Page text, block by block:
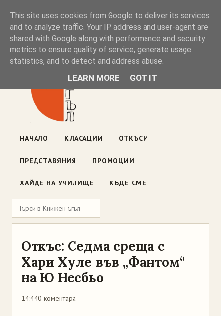
Книжен ъгъл
Блог на книжарницата — класации, откъси, нови книги
ул. „Оборище" 117, София· пон–пет 10:00–19:00 ·
НАЧАЛО КЛАСАЦИИ ОТКЪСИ
ПРЕДСТАВЯНИЯ ПРОМОЦИИ
ХАЙДЕ НА УЧИЛИЩЕ КЪДЕ СМЕ
Откъс: Седма среща с
Хари Хуле във „Фантом“
на Ю Несбьо
14:440 коментара
This site uses cookies from Google to deliver its services
and to analyze traffic. Your IP address and user-agent are
shared with Google along with performance and security
metrics to ensure quality of service, generate usage
statistics, and to detect and address abuse.
LEARN MORE GOT IT